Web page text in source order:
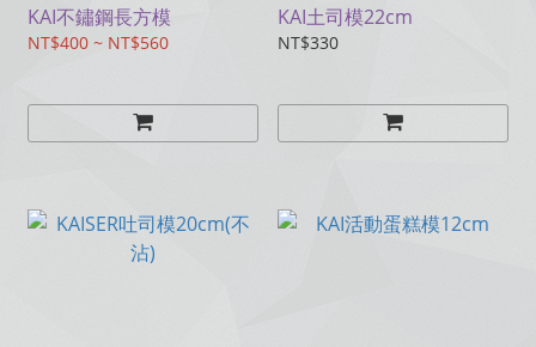
KAI不鏽鋼長方模
NT$400 ~ NT$560
KAI土司模22cm
NT$330